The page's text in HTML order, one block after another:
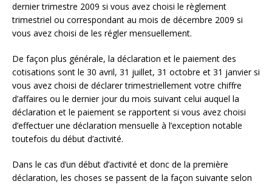
dernier trimestre 2009 si vous avez choisi le règlement
trimestriel ou correspondant au mois de décembre 2009 si
vous avez choisi de les régler mensuellement.
De façon plus générale, la déclaration et le paiement des
cotisations sont le 30 avril, 31 juillet, 31 octobre et 31 janvier si
vous avez choisi de déclarer trimestriellement votre chiffre
d’affaires ou le dernier jour du mois suivant celui auquel la
déclaration et le paiement se rapportent si vous avez choisi
d’effectuer une déclaration mensuelle à l’exception notable
toutefois du début d’activité.
Dans le cas d’un début d’activité et donc de la première
déclaration, les choses se passent de la façon suivante selon